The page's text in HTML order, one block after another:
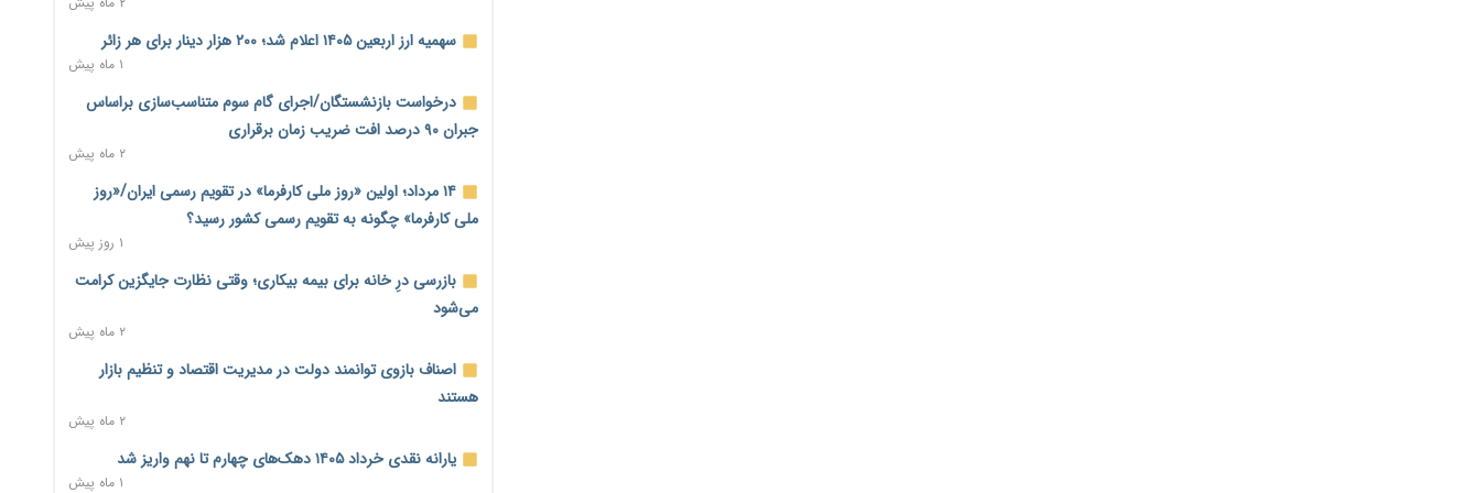
نماینده مجلس: توسعه مرزهای زمینی به راهبرد تأمین کالاهای
اساسی تبدیل شود
۱ روز پیش
خانه کارگر قزوین: شکاف دستمزد و هزینه معیشت هر روز عمیق‌تر
می‌شود
۱ روز پیش
رئیس سازمان امور مالیاتی: بلاگرهای پردرآمد مشمول پرداخت
مالیات هستند
۱ روز پیش
پیش‌بینی افزایش تولید برنج؛ نیاز وارداتی کشور به ۵۰۰ هزار تن
کاهش می‌یابد
۱ روز پیش
میلیارد دلاری
۱ روز پیش
اختیارات جدید گمرکات برای تمدید ورود موقت کالا و خودرو تا
سهمیه ارز اربعین ۱۴۰۵ اعلام شد؛ ۲۰۰ هزار دینار برای هر زائر
۱ ماه پیش
درخواست بازنشستگان/اجرای گام سوم متناسب‌سازی براساس
جبران ۹۰ درصد افت ضریب زمان برقراری
۲ ماه پیش
۱۴ مرداد؛ اولین «روز ملی کارفرما» در تقویم رسمی ایران/«روز
ملی کارفرما» چگونه به تقویم رسمی کشور رسید؟
۱ روز پیش
بازرسی درِ خانه برای بیمه بیکاری؛ وقتی نظارت جایگزین کرامت
می‌شود
۲ ماه پیش
اصناف بازوی توانمند دولت در مدیریت اقتصاد و تنظیم بازار
هستند
۲ ماه پیش
یارانه نقدی خرداد ۱۴۰۵ دهک‌های چهارم تا نهم واریز شد
۱ ماه پیش